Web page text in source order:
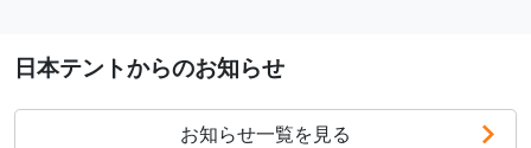
日本テントからのお知らせ
お知らせ一覧を見る